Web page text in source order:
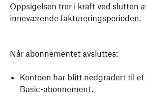
Oppsigelsen trer i kraft ved slutten
inneværende faktureringsperioden.
Når abonnementet avsluttes:
Kontoen har blitt nedgradert til
Basic-abonnement.